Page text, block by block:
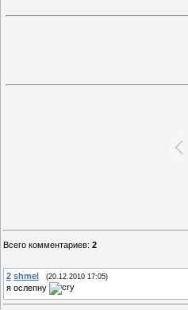
Всего комментариев: 2
2 shmel (20.12.2010 17:05)
я ослепну